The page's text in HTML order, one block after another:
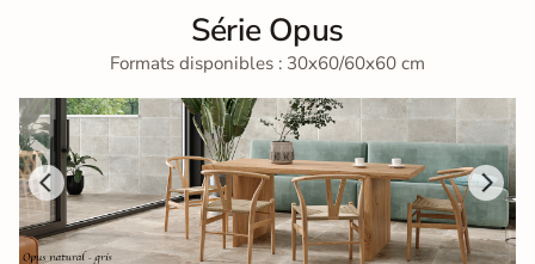
Série Opus
Formats disponibles : 30x60/60x60 cm